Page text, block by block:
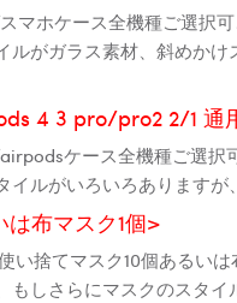
マホケース全機種ご選択
がガラス素材、斜めか
4 3 pro/pro2 2/1 通
ケース全機種ご選択
イルがいろいろあります
布マスク1個>
い捨てマスク10個あるい
しさらにマスクのスタ